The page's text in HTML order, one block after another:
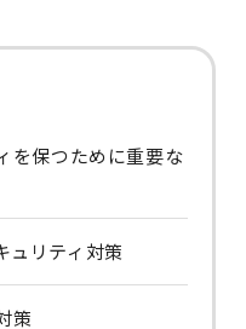
を保つために重要な
ュリティ対策
策